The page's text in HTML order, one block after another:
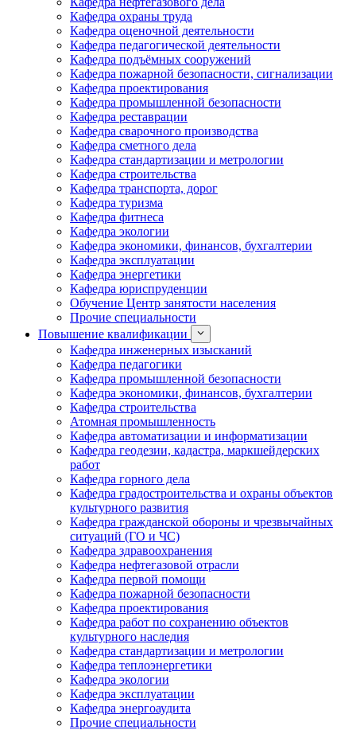
Кафедра охраны труда
Кафедра оценочной деятельности
Кафедра педагогической деятельности
Кафедра подъёмных сооружений
Кафедра пожарной безопасности, сигнализации
Кафедра проектирования
Кафедра промышленной безопасности
Кафедра реставрации
Кафедра сварочного производства
Кафедра сметного дела
Кафедра стандартизации и метрологии
Кафедра строительства
Кафедра транспорта, дорог
Кафедра туризма
Кафедра фитнеса
Кафедра экологии
Кафедра экономики, финансов, бухгалтерии
Кафедра эксплуатации
Кафедра энергетики
Кафедра юриспруденции
Обучение Центр занятости населения
Прочие специальности
Повышение квалификации
Кафедра инженерных изысканий
Кафедра педагогики
Кафедра промышленной безопасности
Кафедра экономики, финансов, бухгалтерии
Кафедра строительства
Атомная промышленность
Кафедра автоматизации и информатизации
Кафедра геодезии, кадастра, маркшейдерских
работ
Кафедра горного дела
Кафедра градостроительства и охраны объектов
культурного развития
Кафедра гражданской обороны и чрезвычайных
ситуаций (ГО и ЧС)
Кафедра здравоохранения
Кафедра нефтегазовой отрасли
Кафедра первой помощи
Кафедра пожарной безопасности
Кафедра проектирования
Кафедра работ по сохранению объектов
культурного наследия
Кафедра стандартизации и метрологии
Кафедра теплоэнергетики
Кафедра экологии
Кафедра эксплуатации
Кафедра энергоаудита
Прочие специальности